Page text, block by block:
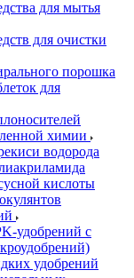
для мытья
для очистки
порошка
для
химии
водорода
кислоты
удобрений с
удобрений